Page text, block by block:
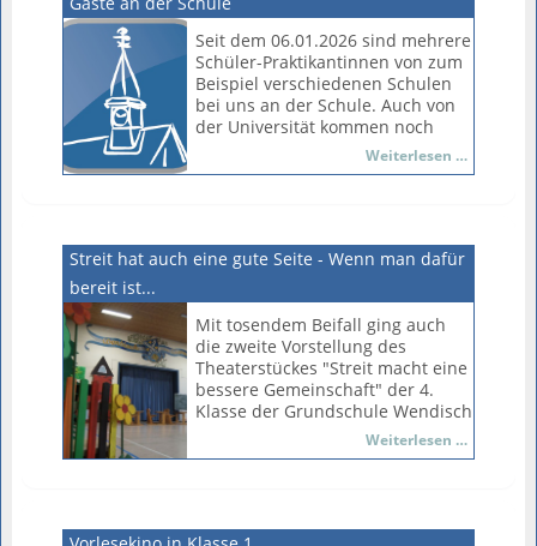
Seit dem 06.01.2026 sind mehrere
Schüler-Praktikantinnen von zum
Beispiel verschiedenen Schulen
bei uns an der Schule. Auch von
der Universität kommen noch
zwei hinzu. Die verschiedenen
Praktika gehen noch bis zu den
Unterrichts, zumindest aber
Weiterlesen …
an
Streit hat auch eine gute Seite - Wenn man dafür
bereit ist...
Mit tosendem Beifall ging auch
die zweite Vorstellung des
Theaterstückes "Streit macht eine
bessere Gemeinschaft" der 4.
Klasse der Grundschule Wendisch
Evern am Donnerstag, den
18.12.2025, zuende. Monatelang
Geschichte einer vierten Klasse in
Weiterlesen …
hat